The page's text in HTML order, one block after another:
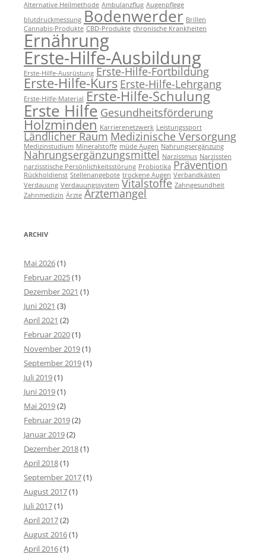
Alternative Heilmethode Ambulanzflug Augenpflege
blutdruckmessung Bodenwerder Brillen
Cannabis-Produkte CBD-Produkte chronische Krankheiten
Ernährung
Erste-Hilfe-Ausbildung
Erste-Hilfe-Ausrüstung Erste-Hilfe-Fortbildung
Erste-Hilfe-Kurs Erste-Hilfe-Lehrgang
Erste-Hilfe-Material Erste-Hilfe-Schulung
Erste Hilfe Gesundheitsförderung
Holzminden Karrierenetzwerk Leistungssport
Ländlicher Raum Medizinische Versorgung
Medizinstudium Mineralstoffe müde Augen Nahrungsergänzung
Nahrungsergänzungsmittel Narzissmus Narzissten
narzisstische Persönlichkeitsstörung Probiotika Prävention
Rückholdienst Stellenangebote trockene Augen Verbandkästen
Verdauung Verdauungssystem Vitalstoffe Zahngesundheit
Zahnmedizin Ärzte Ärztemangel
ARCHIV
Mai 2026(1)
Februar 2025(1)
Dezember 2021 (1)
Juni 2021 (3)
April 2021 (2)
Februar 2020(1)
November 2019(1)
September 2019(1)
Juli 2019(1)
Juni 2019(1)
Mai 2019(2)
Februar 2019(2)
Januar 2019(2)
Dezember 2018(1)
April 2018(1)
September 2017(1)
August 2017(1)
Juli 2017(1)
April 2017(2)
August 2016(1)
April 2016(1)